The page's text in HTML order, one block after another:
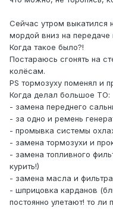
Сейчас утром выкатился
мордой вниз на передаче
Когда такое было?!
Постараюсь сгонять на
колёсам.
PS тормозуху поменял и
Когда делал большое ТО:
- замена переднего
- за одно и ремень
- промывка системы
- замена тормозухи и
- замена топливного
курить!)
- замена масла и фильтра
- шприцовка карданов
постоянно улетают! то ли